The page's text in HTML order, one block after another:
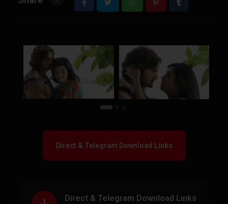
Direct & Telegram Download Links
Direct & Telegram Download Links